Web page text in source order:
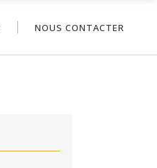
NOUS CONTACTER